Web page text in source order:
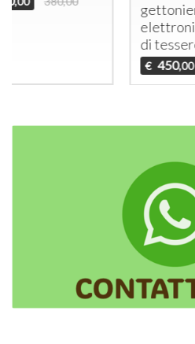
gettoniera
elettronica e lettore